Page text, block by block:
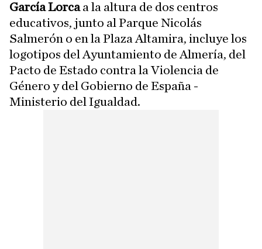
García Lorcaa la altura de dos centros
educativos, junto al Parque Nicolás
Salmerón o en la Plaza Altamira, incluye los
logotipos del Ayuntamiento de Almería, del
Pacto de Estado contra la Violencia de
Género y del Gobierno de España -
Ministerio del Igualdad.